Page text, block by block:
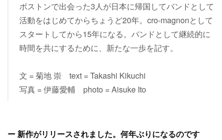
ボストンで出会った3人が日本に帰国してバンドとして
活動をはじめてからちょうど20年。cro-magnonとして
スタートしてから15年になる。バンドとして継続的に
時間を共にするために、新たな一歩を記す。
文 = 菊地 崇 text = Takashi Kikuchi
写真 = 伊藤愛輔 photo = Aisuke Ito
ー 新作がリリースされました。何年ぶりになるのです